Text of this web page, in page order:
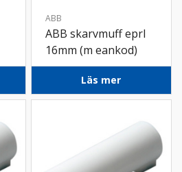
ABB
ABB skarvmuff eprl
16mm (m eankod)
Läs mer